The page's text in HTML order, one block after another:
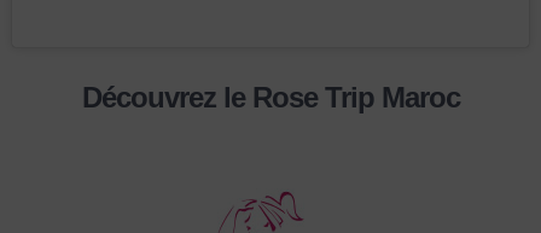
Découvrez le Rose Trip Maroc